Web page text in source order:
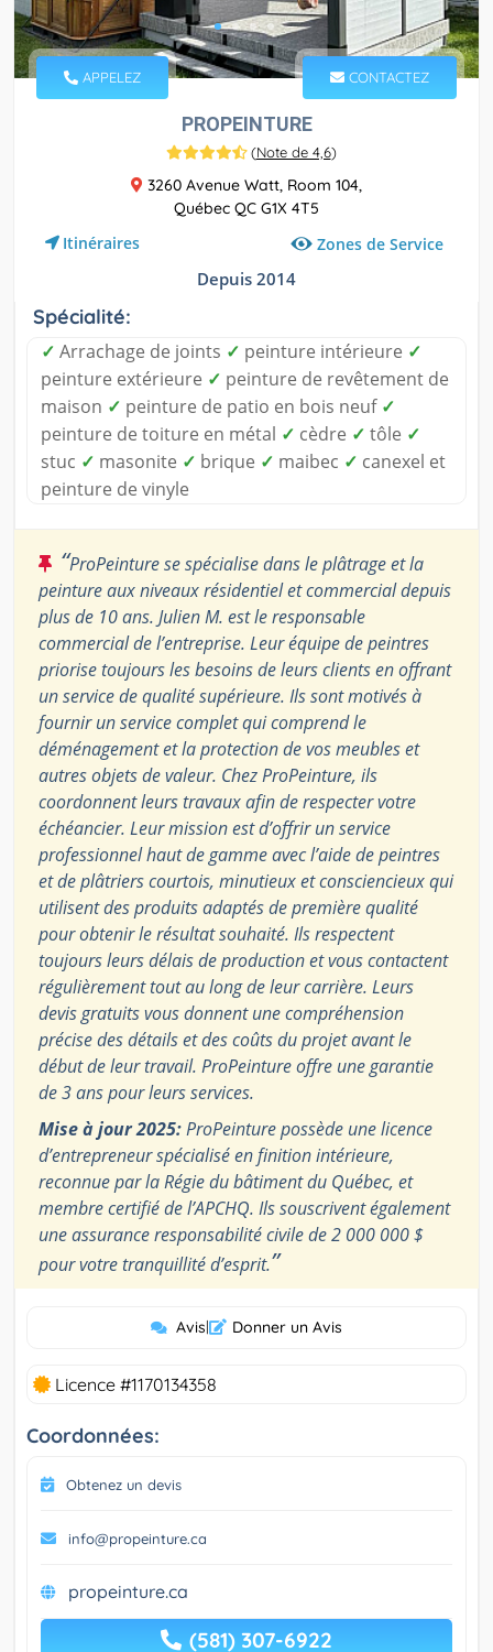
APPELEZ CONTACTEZ
PROPEINTURE
(Note de 4,6)
3260 Avenue Watt, Room 104,
Québec QC G1X 4T5
Itinéraires Zones de Service
Depuis 2014
Spécialité:
✓ Arrachage de joints ✓ peinture intérieure ✓
peinture extérieure ✓ peinture de revêtement de
maison ✓ peinture de patio en bois neuf ✓
peinture de toiture en métal ✓ cèdre ✓ tôle ✓
stuc ✓ masonite ✓ brique ✓ maibec ✓ canexel et
peinture de vinyle
“ProPeinture se spécialise dans le plâtrage et la
peinture aux niveaux résidentiel et commercial depuis
plus de 10 ans. Julien M. est le responsable
commercial de l’entreprise. Leur équipe de peintres
priorise toujours les besoins de leurs clients en offrant
un service de qualité supérieure. Ils sont motivés à
fournir un service complet qui comprend le
déménagement et la protection de vos meubles et
autres objets de valeur. Chez ProPeinture, ils
coordonnent leurs travaux afin de respecter votre
échéancier. Leur mission est d’offrir un service
professionnel haut de gamme avec l’aide de peintres
et de plâtriers courtois, minutieux et consciencieux qui
utilisent des produits adaptés de première qualité
pour obtenir le résultat souhaité. Ils respectent
toujours leurs délais de production et vous contactent
régulièrement tout au long de leur carrière. Leurs
devis gratuits vous donnent une compréhension
précise des détails et des coûts du projet avant le
début de leur travail. ProPeinture offre une garantie
de 3 ans pour leurs services.
Mise à jour 2025:ProPeinture possède une licence
d’entrepreneur spécialisé en finition intérieure,
reconnue par la Régie du bâtiment du Québec, et
membre certifié de l’APCHQ. Ils souscrivent également
une assurance responsabilité civile de 2 000 000 $
pour votre tranquillité d’esprit.”
Avis| Donner un Avis
Licence #1170134358
Coordonnées:
Obtenez un devis
info@propeinture.ca
propeinture.ca
(581) 307-6922